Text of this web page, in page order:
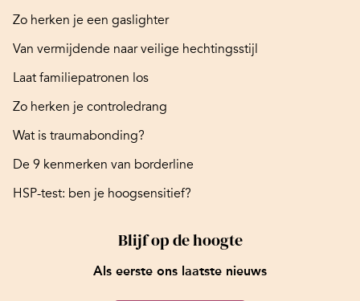
Zo herken je een gaslighter
Van vermijdende naar veilige hechtingsstijl
Laat familiepatronen los
Zo herken je controledrang
Wat is traumabonding?
De 9 kenmerken van borderline
HSP-test: ben je hoogsensitief?
Blijf op de hoogte
Als eerste ons laatste nieuws